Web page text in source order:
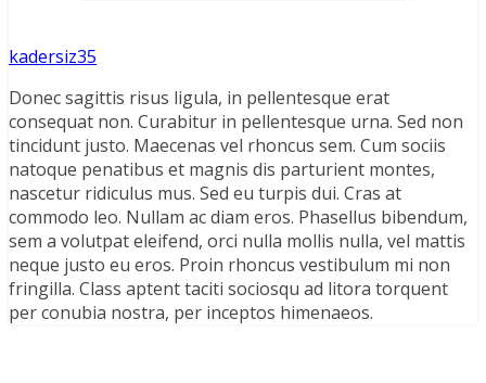
kadersiz35
Donec sagittis risus ligula, in pellentesque erat
consequat non. Curabitur in pellentesque urna. Sed non
tincidunt justo. Maecenas vel rhoncus sem. Cum sociis
natoque penatibus et magnis dis parturient montes,
nascetur ridiculus mus. Sed eu turpis dui. Cras at
commodo leo. Nullam ac diam eros. Phasellus bibendum,
sem a volutpat eleifend, orci nulla mollis nulla, vel mattis
neque justo eu eros. Proin rhoncus vestibulum mi non
fringilla. Class aptent taciti sociosqu ad litora torquent
per conubia nostra, per inceptos himenaeos.